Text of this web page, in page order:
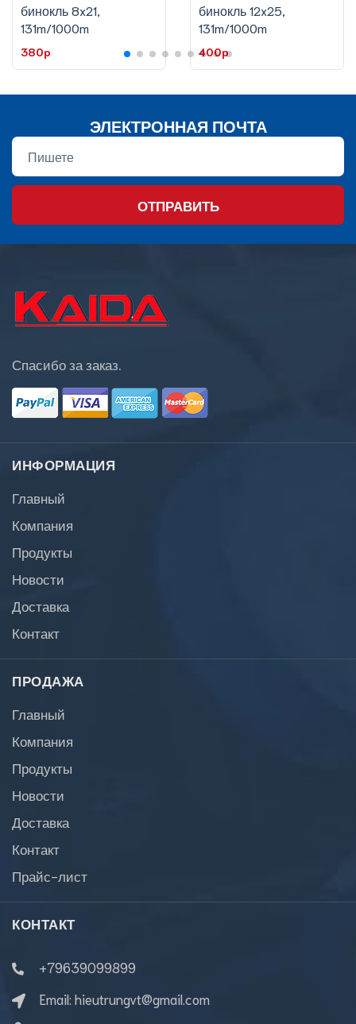
бинокль 8x21,
131m/1000m
380p
бинокль 12x25,
131m/1000m
400p
ЭЛЕКТРОННАЯ ПОЧТА
ОТПРАВИТЬ
Спасибо за заказ.
ИНФОРМАЦИЯ
Главный
Компания
Продукты
Новости
Доставка
Контакт
ПРОДАЖА
Главный
Компания
Продукты
Новости
Доставка
Контакт
Прайс-лист
КОНТАКТ
+79639099899
Email: hieutrungvt@gmail.com